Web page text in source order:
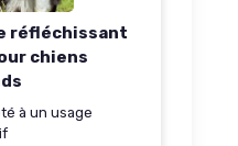
réfléchissant
chiens
à un usage